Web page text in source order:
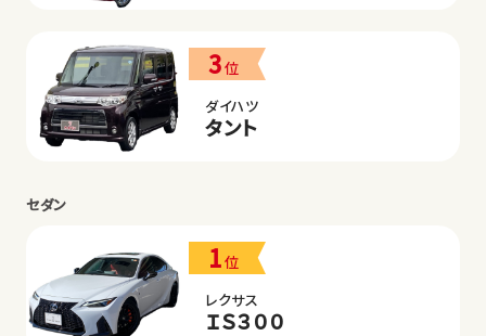
3位
ダイハツ
タント
セダン
1位
レクサス
ＩＳ３００